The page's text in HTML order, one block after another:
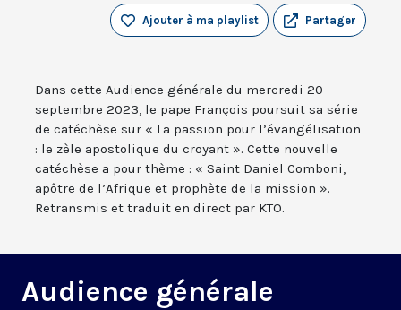
Partager
Ajouter à ma playlist
Dans cette Audience générale du mercredi 20
septembre 2023, le pape François poursuit sa série
de catéchèse sur « La passion pour l’évangélisation
: le zèle apostolique du croyant ». Cette nouvelle
catéchèse a pour thème : « Saint Daniel Comboni,
apôtre de l’Afrique et prophète de la mission ».
Retransmis et traduit en direct par KTO.
Audience générale